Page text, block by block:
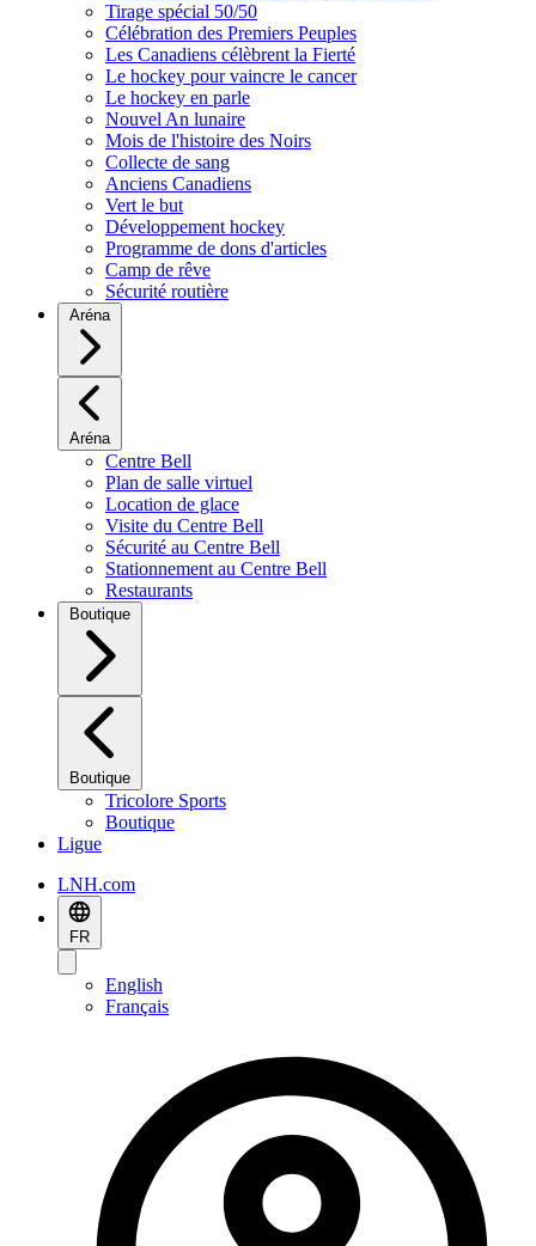
Tirage spécial 50/50
Célébration des Premiers Peuples
Les Canadiens célèbrent la Fierté
Le hockey pour vaincre le cancer
Le hockey en parle
Nouvel An lunaire
Mois de l'histoire des Noirs
Collecte de sang
Anciens Canadiens
Vert le but
Développement hockey
Programme de dons d'articles
Camp de rêve
Sécurité routière
Aréna
Aréna
Centre Bell
Plan de salle virtuel
Location de glace
Visite du Centre Bell
Sécurité au Centre Bell
Stationnement au Centre Bell
Restaurants
Boutique
Boutique
Tricolore Sports
Boutique
Ligue
LNH.com
FR
English
Français